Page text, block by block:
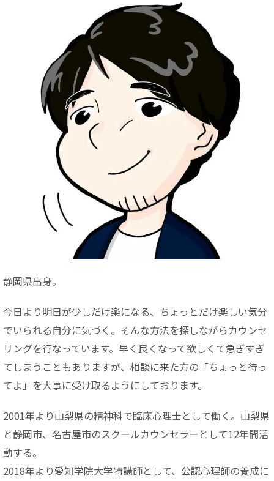
静岡県出身。
今日より明日が少しだけ楽になる、ちょっとだけ楽しい気分
でいられる自分に気づく。そんな方法を探しながらカウンセ
リングを行なっています。早く良くなって欲しくて急ぎすぎ
てしまうこともありますが、相談に来た方の「ちょっと待っ
てよ」を大事に受け取るようにしております。
2001年より山梨県の精神科で臨床心理士として働く。山梨県
と静岡市、名古屋市のスクールカウンセラーとして12年間活
動する。
2018年より愛知学院大学特講師として、公認心理師の養成に